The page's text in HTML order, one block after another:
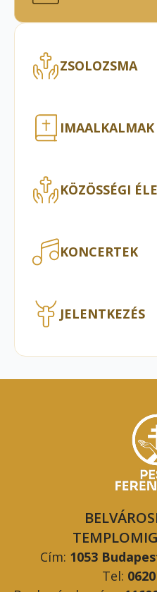
ZSOLOZSMA
IMAALKALMAK
KÖZÖSSÉGI
KONCERTEK
JELENTKEZÉS
Cím: 1053
Tel: